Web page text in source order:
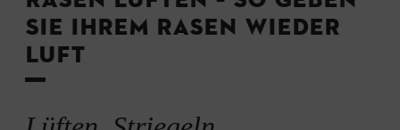
SIE IHREM RASEN WIEDER
LUFT